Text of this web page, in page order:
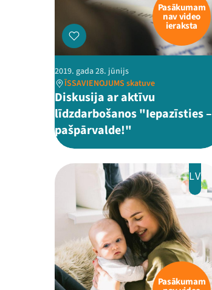
Pasākumam
nav video
ieraksta
2019. gada 28. jūnijs
ĪSSAVIENOJUMS skatuve
Diskusija ar aktīvu
līdzdarbošanos "Iepazīsties –
pašpārvalde!"
LV
Pasākumam